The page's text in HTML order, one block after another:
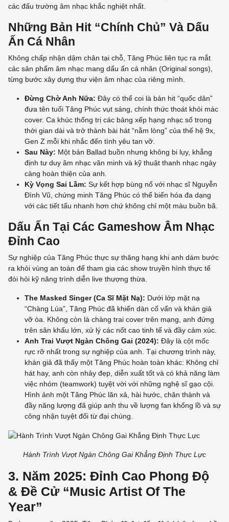
các đấu trường âm nhạc khắc nghiệt nhất.
Những Bản Hit “Chính Chủ” Và Dấu
Ấn Cá Nhân
Không chấp nhận dậm chân tại chỗ, Tăng Phúc liên tục ra mắt
các sản phẩm âm nhạc mang dấu ấn cá nhân (Original songs),
từng bước xây dựng thư viện âm nhạc của riêng mình.
Đừng Chờ Anh Nữa: Đây có thể coi là bản hit “quốc dân”
đưa tên tuổi Tăng Phúc vụt sáng, chính thức thoát khỏi mác
cover. Ca khúc thống trị các bảng xếp hạng nhạc số trong
thời gian dài và trở thành bài hát “nằm lòng” của thế hệ 9x,
Gen Z mỗi khi nhắc đến tình yêu tan vỡ.
Sau Này: Một bản Ballad buồn nhưng không bi lụy, khẳng
định tư duy âm nhạc văn minh và kỹ thuật thanh nhạc ngày
càng hoàn thiện của anh.
Kỳ Vọng Sai Lầm: Sự kết hợp bùng nổ với nhạc sĩ Nguyễn
Đình Vũ, chứng minh Tăng Phúc có thể biến hóa đa dạng
với các tiết tấu nhanh hơn chứ không chỉ một màu buồn bã.
Dấu Ấn Tại Các Gameshow Âm Nhạc
Đỉnh Cao
Sự nghiệp của Tăng Phúc thực sự thăng hạng khi anh dám bước
ra khỏi vùng an toàn để tham gia các show truyền hình thực tế
đòi hỏi kỹ năng trình diễn live thượng thừa.
The Masked Singer (Ca Sĩ Mặt Nạ): Dưới lớp mặt nạ
“Chàng Lúa”, Tăng Phúc đã khiến dàn cố vấn và khán giả
vỡ òa. Không còn là chàng trai cover trên mạng, anh đứng
trên sân khấu lớn, xử lý các nốt cao tinh tế và đầy cảm xúc.
Anh Trai Vượt Ngàn Chông Gai (2024): Đây là cột mốc
rực rỡ nhất trong sự nghiệp của anh. Tại chương trình này,
khán giả đã thấy một Tăng Phúc hoàn toàn khác: Không chỉ
hát hay, anh còn nhảy đẹp, diễn xuất tốt và có khả năng làm
việc nhóm (teamwork) tuyệt vời với những nghệ sĩ gạo cội.
Hình ảnh một Tăng Phúc lăn xả, hài hước, chân thành và
đầy năng lượng đã giúp anh thu về lượng fan khổng lồ và sự
công nhận tuyệt đối từ đại chúng.
Hành Trình Vượt Ngàn Chông Gai Khẳng Định Thực Lực
3. Năm 2025: Đỉnh Cao Phong Độ
& Đề Cử “Music Artist Of The
Year”